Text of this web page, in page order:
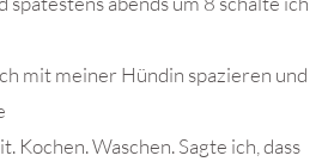
mit meiner Hündin spazieren und
Kochen. Waschen. Sagte ich, dass